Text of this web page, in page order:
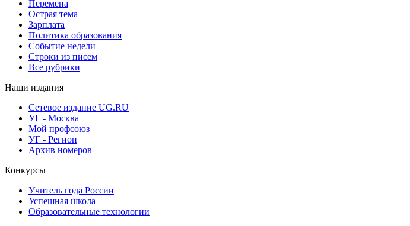
Перемена
Острая тема
Зарплата
Политика образования
Событие недели
Строки из писем
Все рубрики
Наши издания
Сетевое издание UG.RU
УГ - Москва
Мой профсоюз
УГ - Регион
Архив номеров
Конкурсы
Учитель года России
Успешная школа
Образовательные технологии